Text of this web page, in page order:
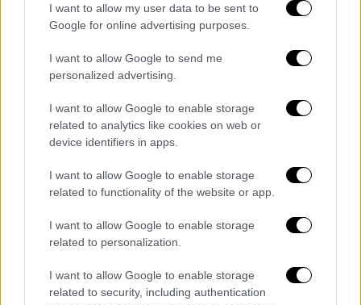
I want to allow my user data to be sent to
Google for online advertising purposes.
I want to allow Google to send me
personalized advertising.
I want to allow Google to enable storage
related to analytics like cookies on web or
device identifiers in apps.
I want to allow Google to enable storage
related to functionality of the website or app.
I want to allow Google to enable storage
related to personalization.
I want to allow Google to enable storage
related to security, including authentication
Κυριάκος Μητσοτάκηςπαρουσίασε τις
της χώρας μας για την
ενεργειακής κρίσηςκαι για την
ανάγκη
λήψηςμέτρων ώστε οι αγορές της
ενέργειας
να επανέλθουν σε
λειτουργία, ενώ αντάλλαξαν απόψεις και για
την πρόσφατη πρόταση του
πανευρωπαϊκού
μηχανισμούμείωσης τηςκατανάλωσηςστη
έναντι αποζημίωσης.
Κυριάκος Μητσοτάκης
επανέλαβε ότι η
ευρωπαϊκό πρόβλημα που απαιτεί ευρωπαϊκή